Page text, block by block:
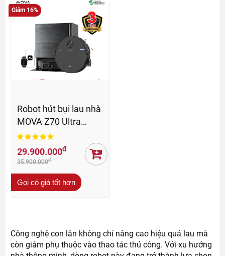
Giảm 16%
Robot hút bụi lau nhà
MOVA Z70 Ultra
Roller - BH 36 Th
29.900.000đ
35.900.000đ
Gọi có giá tốt hơn
Công nghệ con lăn không chỉ nâng cao hiệu quả lau mà
còn giảm phụ thuộc vào thao tác thủ công. Với xu hướng